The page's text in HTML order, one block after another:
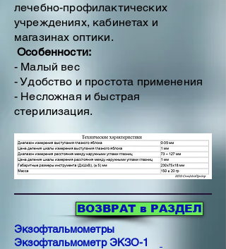
лечебно-профилактических
учреждениях, кабинетах и
магазинах оптики.
Особенности:
- Малый вес
- Удобство и простота применения
- Несложная и быстрая
стерилизация.
ВОЗВРАТ в РАЗДЕЛ
Экзофтальмометры
Экзофтальмометр ЭКЗО-1